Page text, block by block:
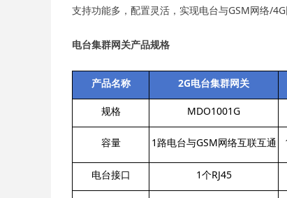
支持功能多，配置灵活，实现电台与GSM网络/4G
电台集群网关产品规格
产品名称 2G电台集群网关
规格 MDO1001G
容量 1路电台与GSM网络互联互通
电台接口 1个RJ45